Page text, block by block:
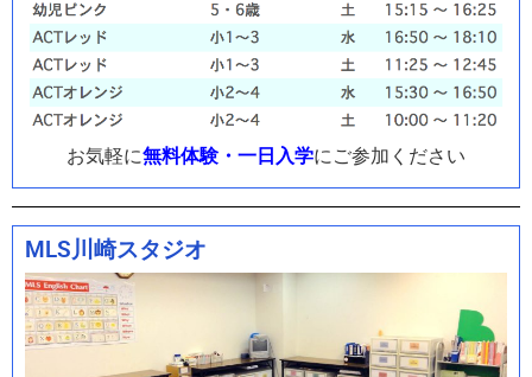
お気軽に無料体験・一日入学にご参加ください
MLS川崎スタジオ